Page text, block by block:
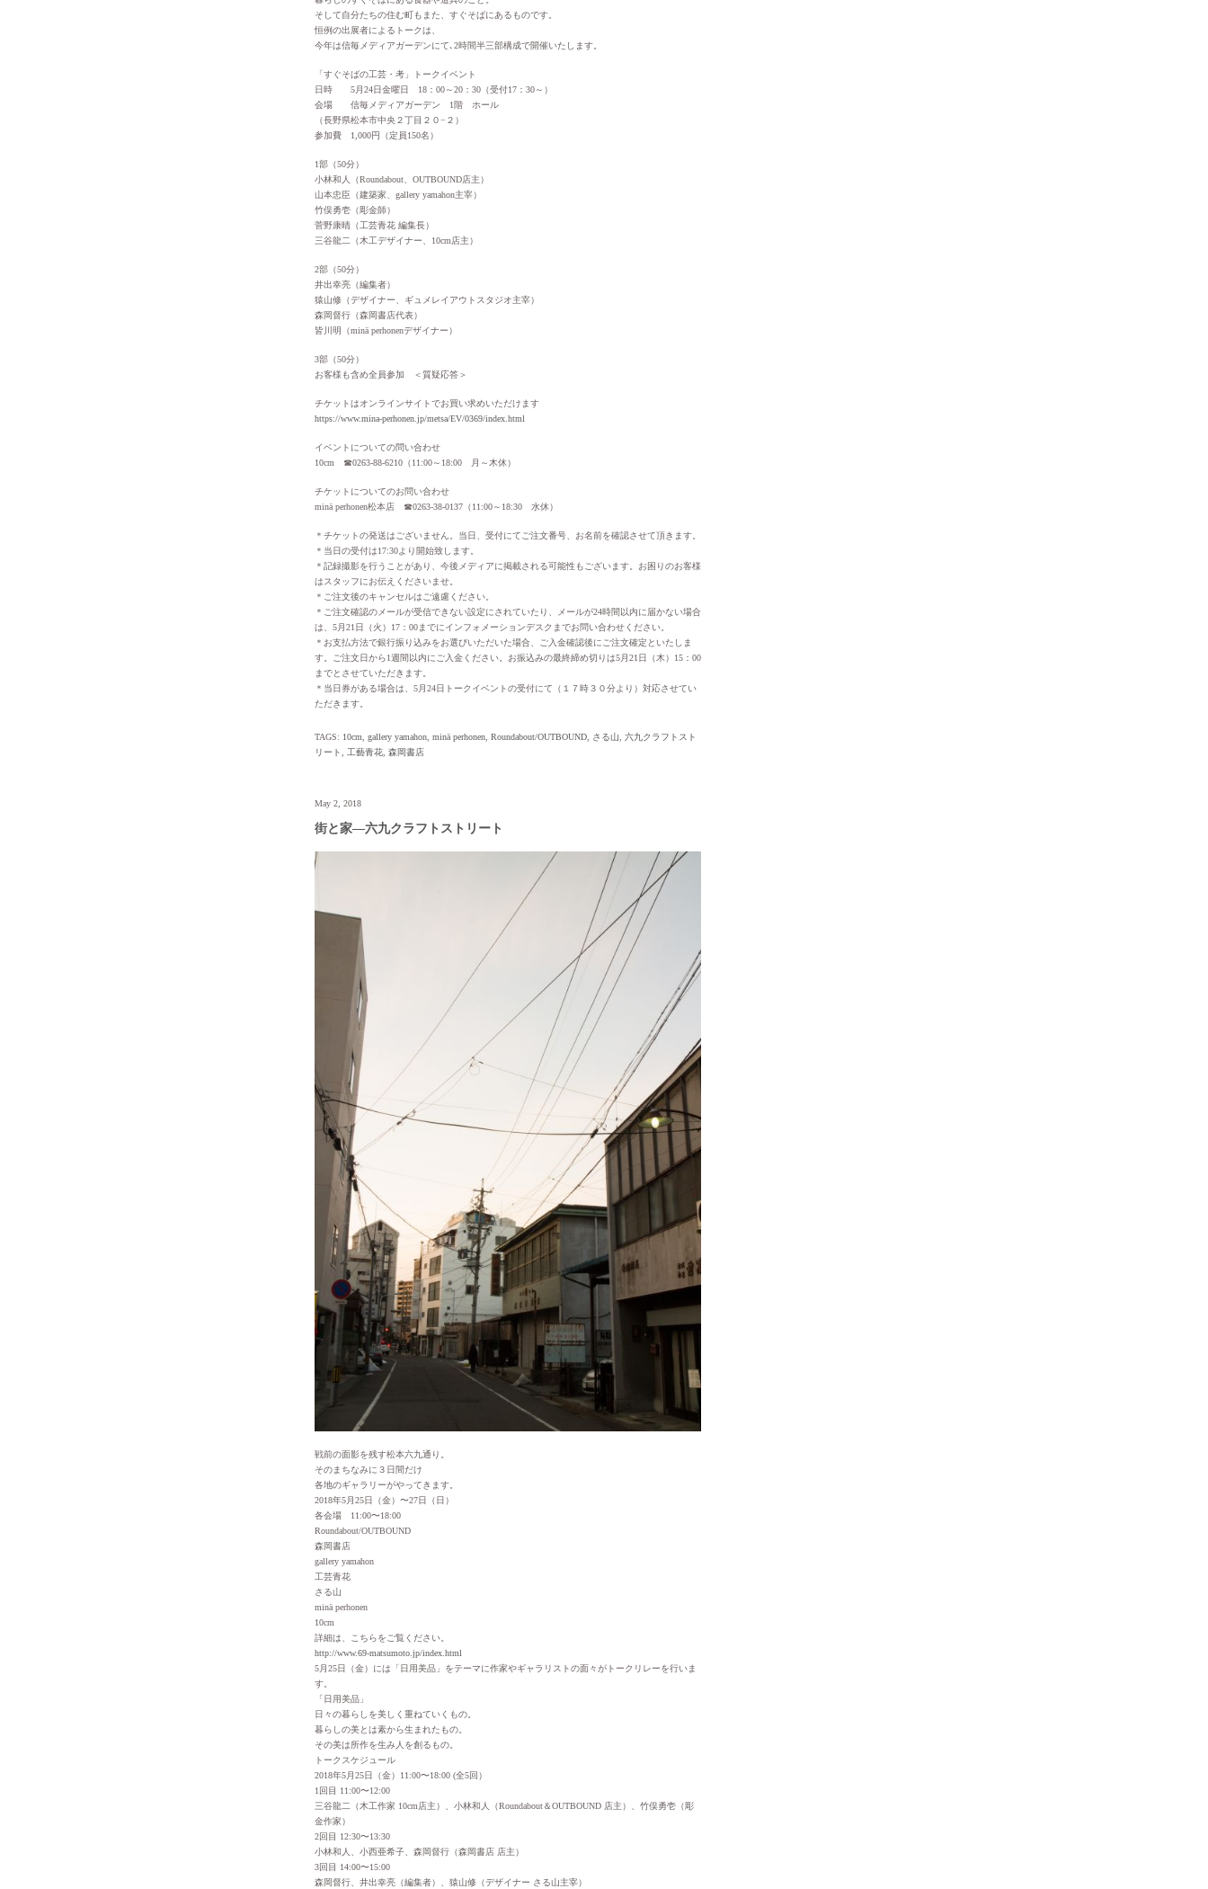
そして自分たちの住む町もまた、すぐそばにあるものです。
恒例の出展者によるトークは、
今年は信毎メディアガーデンにて､2時間半三部構成で開催いたします。
「すぐそばの工芸・考」トークイベント
日時 5月24日金曜日 18：00～20：30（受付17：30～）
会場 信毎メディアガーデン 1階 ホール
（長野県松本市中央２丁目２０−２）
参加費 1,000円（定員150名）
1部（50分）
小林和人（Roundabout、OUTBOUND店主）
山本忠臣（建築家、gallery yamahon主宰）
竹俣勇壱（彫金師）
菅野康晴（工芸青花 編集長）
三谷龍二（木工デザイナー、10cm店主）
2部（50分）
井出幸亮（編集者）
猿山修（デザイナー、ギュメレイアウトスタジオ主宰）
森岡督行（森岡書店代表）
皆川明（minä perhonenデザイナー）
3部（50分）
お客様も含め全員参加 ＜質疑応答＞
チケットはオンラインサイトでお買い求めいただけます
https://www.mina-perhonen.jp/metsa/EV/0369/index.html
イベントについての問い合わせ
10cm ☎︎0263-88-6210（11:00～18:00 月～木休）
チケットについてのお問い合わせ
minä perhonen松本店 ☎︎0263-38-0137（11:00～18:30 水休）
＊チケットの発送はございません。当日、受付にてご注文番号、お名前を確認させて頂きます。
＊当日の受付は17:30より開始致します。
＊記録撮影を行うことがあり、今後メディアに掲載される可能性もございます。お困りのお客様
はスタッフにお伝えくださいませ。
＊ご注文後のキャンセルはご遠慮ください。
＊ご注文確認のメールが受信できない設定にされていたり、メールが24時間以内に届かない場合
は、5月21日（火）17：00までにインフォメーションデスクまでお問い合わせください。
＊お支払方法で銀行振り込みをお選びいただいた場合、ご入金確認後にご注文確定といたしま
す。ご注文日から1週間以内にご入金ください。お振込みの最終締め切りは5月21日（木）15：00
までとさせていただきます。
＊当日券がある場合は、5月24日トークイベントの受付にて（１７時３０分より）対応させてい
ただきます。
TAGS: 10cm gallery yamahon minä perhonen Roundabout/OUTBOUND さる山
六九クラフトスト
リート
工藝青花 森岡書店
May 2, 2018
街と家—六九クラフトストリート
戦前の面影を残す松本六九通り。
そのまちなみに３日間だけ
各地のギャラリーがやってきます。
2018年5月25日（金）〜27日（日）
各会場 11:00〜18:00
Roundabout/OUTBOUND
森岡書店
gallery yamahon
工芸青花
さる山
minä perhonen
10cm
詳細は、こちらをご覧ください。
http://www.69-matsumoto.jp/index.html
5月25日（金）には「日用美品」をテーマに作家やギャラリストの面々がトークリレーを行いま
す。
「日用美品」
日々の暮らしを美しく重ねていくもの。
暮らしの美とは素から生まれたもの。
その美は所作を生み人を創るもの。
トークスケジュール
2018年5月25日（金）11:00〜18:00 (全5回）
1回目 11:00〜12:00
三谷龍二（木工作家 10cm店主）、小林和人（Roundabout＆OUTBOUND 店主）、竹俣勇壱（彫
金作家）
2回目 12:30〜13:30
小林和人、小西亜希子、森岡督行（森岡書店 店主）
3回目 14:00〜15:00
森岡督行、井出幸亮（編集者）、猿山修（デザイナー さる山主宰）